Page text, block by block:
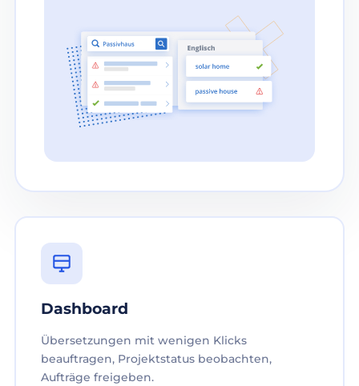
Dashboard
Übersetzungen mit wenigen Klicks
beauftragen, Projektstatus beobachten,
Aufträge freigeben.